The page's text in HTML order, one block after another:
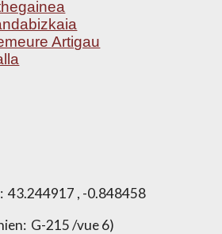
Artigau
43.244917 , -0.848458
G-215 /vue 6)